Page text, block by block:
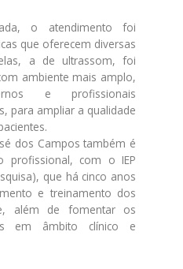
o atendimento foi
que oferecem diversas
a de ultrassom, foi
ambiente mais amplo,
e profissionais
para ampliar a qualidade
dos Campos também é
profissional, com o IEP
que há cinco anos
e treinamento dos
além de fomentar os
em âmbito clínico e